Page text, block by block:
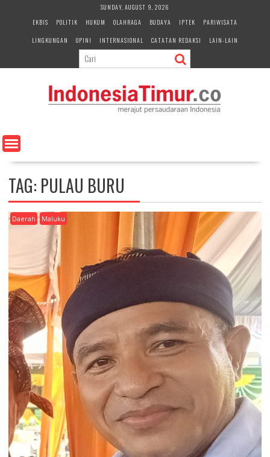
e
n
SUNDAY, AUGUST 9, 2026
EKBIS
POLITIK HUKUM OLAHRAGA BUDAYA IPTEK
PARIWISATA
LINGKUNGAN
OPINI INTERNASIONAL CATATAN REDAKSI LAIN-LAIN
TAG: PULAU BURU
Daerah Maluku